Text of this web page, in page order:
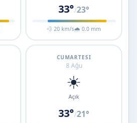
33°/23°
💨 20 km/s🌧 0.0 mm
CUMARTESI
8 Ağu
☀️
Açık
33°/21°